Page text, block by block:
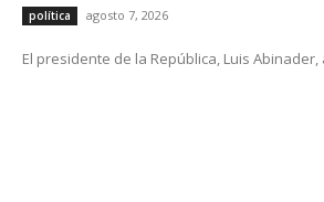
política agosto 7, 2026
El presidente de la República, Luis Abinader,